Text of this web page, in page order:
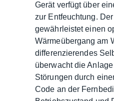
Gerät verfügt über
zur Entfeuchtung.
gewährleistet einen
Wärmeübergang am
differenzierendes
überwacht die
Störungen durch
Code an der